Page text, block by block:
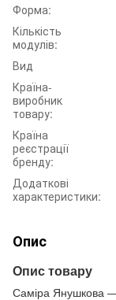
Форма:
Кількість
модулів:
Вид
Країна-
виробник
товару:
Країна
реєстрації
бренду:
Додаткові
характеристики:
Опис
Опис товару
Саміра Янушкова —